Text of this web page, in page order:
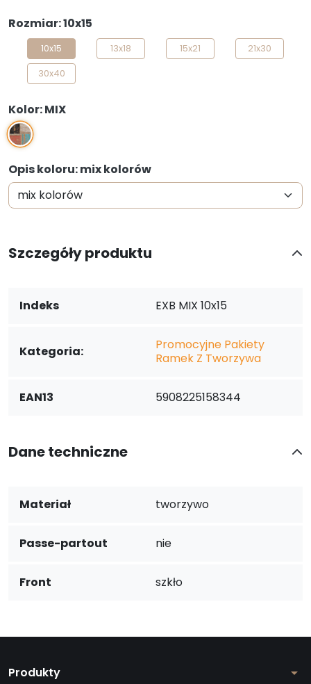
Rozmiar: 10x15
10x15 13x18 15x21
21x30
30x40
Kolor: MIX
MIX
Opis koloru: mix kolorów
Szczegóły produktu
Indeks EXB MIX 10x15
Kategoria:
Promocyjne Pakiety
Ramek Z Tworzywa
EAN13 5908225158344
Dane techniczne
Materiał tworzywo
Passe-partout nie
Front szkło
Produkty arrow_drop_down